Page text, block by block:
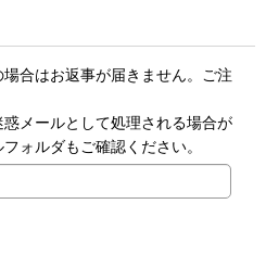
合はお返事が届きません。ご注
メールとして処理される場合が
ォルダもご確認ください。